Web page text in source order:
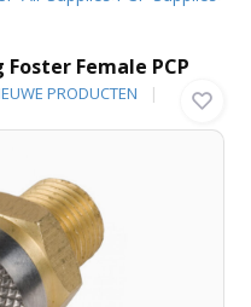
Female PCP
PRODUCTEN